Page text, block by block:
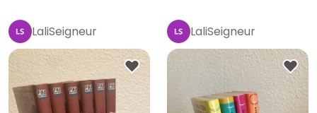
LaliSeigneur LaliSeigneur